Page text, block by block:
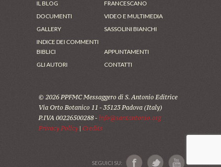
IL BLOG
FRANCESCANO
DOCUMENTI
VIDEO E MULTIMEDIA
GALLERY
SASSOLINI BIANCHI
INDICE DEI COMMENTI
BIBLICI
APPUNTAMENTI
GLI AUTORI
CONTATTI
© 2026 PPFMC Messaggero di S. Antonio Editrice
Via Orto Botanico 11 - 35123 Padova (Italy)
P.IVA 00226500288 - info@santantonio.org
Privacy Policy| Credits
SEGUICI SU: